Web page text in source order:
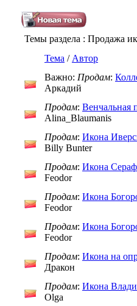
Темы раздела : Продажа
Тема / Автор
Важно: Продам:
Аркадий
Продам: Венчальная
Alina_Blaumanis
Продам: Икона
Billy Bunter
Продам: Икона
Feodor
Продам: Икона
Feodor
Продам: Икона
Feodor
Продам: Икона на
Дракон
Продам: Икона
Olga